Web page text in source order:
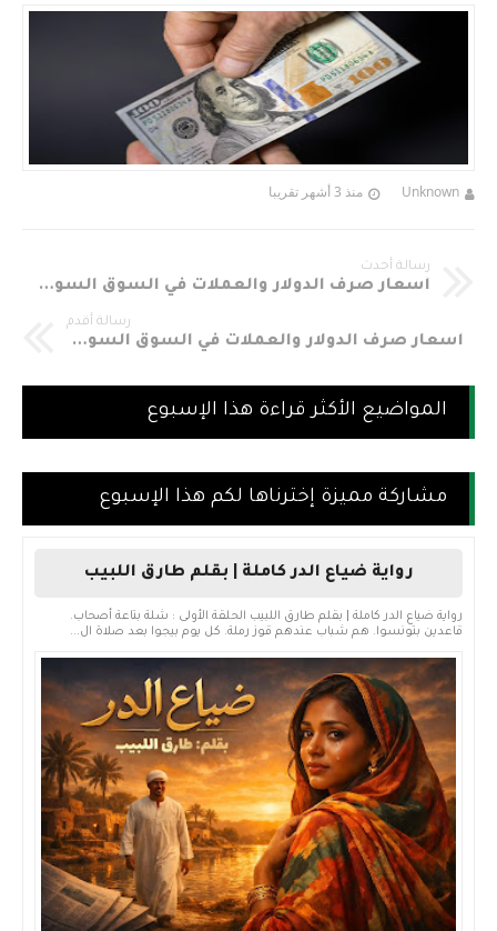
Unknown منذ 3 أشهر تقريبا
رسالة أحدث
أسعار صرف الدولار والعملات في السوق السوداء مقابل الجنيه السوداني لليوم السبت 27 مايو 2017م
رسالة أقدم
أسعار صرف الدولار والعملات في السوق السوداء مقابل الجنيه السوداني لليوم الخميس 25 مايو 2017م
المواضيع الأكثر قراءة هذا الإسبوع
مشاركة مميزة إخترناها لكم هذا الإسبوع
رواية ضياع الدر كاملة | بقلم طارق اللبيب
رواية ضياع الدر كاملة | بقلم طارق اللبيب الحلقة الأولى : شلة بتاعة أصحاب.
قاعدين بتونسوا. هم شباب عندهم قوز رملة. كل يوم بيجوا بعد صلاة ال...